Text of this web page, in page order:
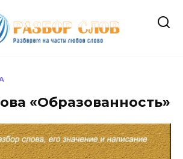
«Образованность»